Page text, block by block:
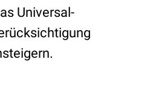
Universal-